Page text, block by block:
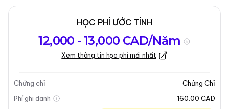
chương trình
Học
Kỳ nhập học
Cập nhật lần cuối vào 10-07-2025
Tổng quan về chương trình
HỌC PHÍ ƯỚC TÍNH
12,000 - 13,000 CAD/Năm
Xem thông tin học phí mới nhất
Chứng chỉ
Chứng Chỉ
Phí ghi danh
160.00 CAD